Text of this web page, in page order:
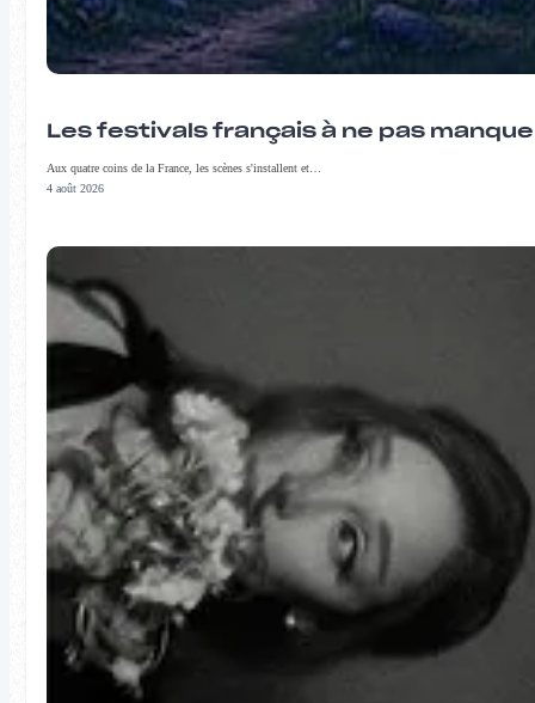
Les festivals français à ne pas
Aux quatre coins de la France, les scènes s'installent et…
4 août 2026